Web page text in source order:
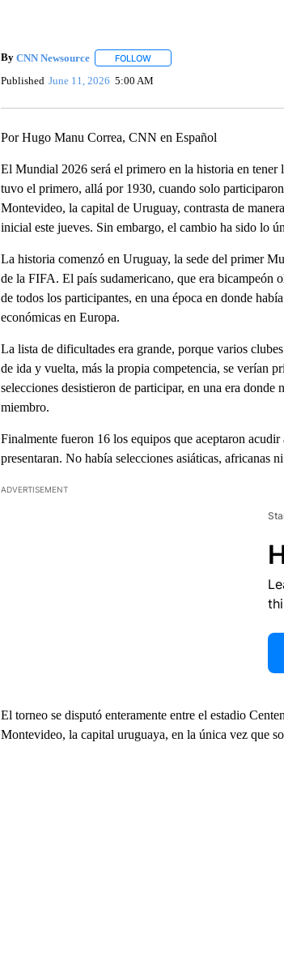
By CNN Newsource FOLLOWFOLLOW "" TO RECEIVE
Published June 11, 2026 5:00 AM
Por Hugo Manu Correa, CNN en Español
El Mundial 2026 será el primero en la historia en
tuvo el primero, allá por 1930, cuando solo
Montevideo, la capital de Uruguay, contrasta de
inicial este jueves. Sin embargo, el cambio ha sido lo
La historia comenzó en Uruguay, la sede del primer
de la FIFA. El país sudamericano, que era bicampeón
de todos los participantes, en una época en donde
económicas en Europa.
La lista de dificultades era grande, porque varios
de ida y vuelta, más la propia competencia, se verían
selecciones desistieron de participar, en una era
miembro.
Finalmente fueron 16 los equipos que aceptaron
presentaran. No había selecciones asiáticas, africanas
ADVERTISEMENT
El torneo se disputó enteramente entre el estadio
Montevideo, la capital uruguaya, en la única vez que